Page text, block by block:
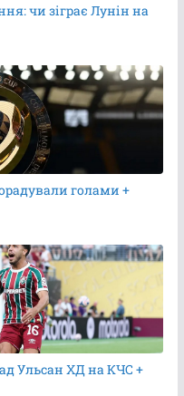
чи зіграє Лунін на
голами +
Ульсан ХД на КЧС +